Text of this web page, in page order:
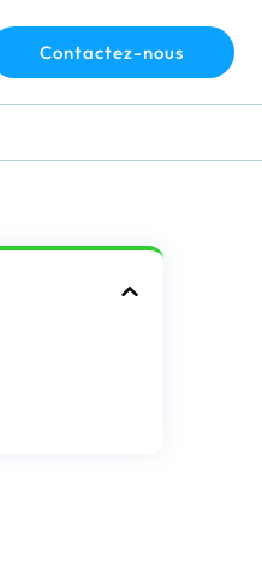
Contactez-nous